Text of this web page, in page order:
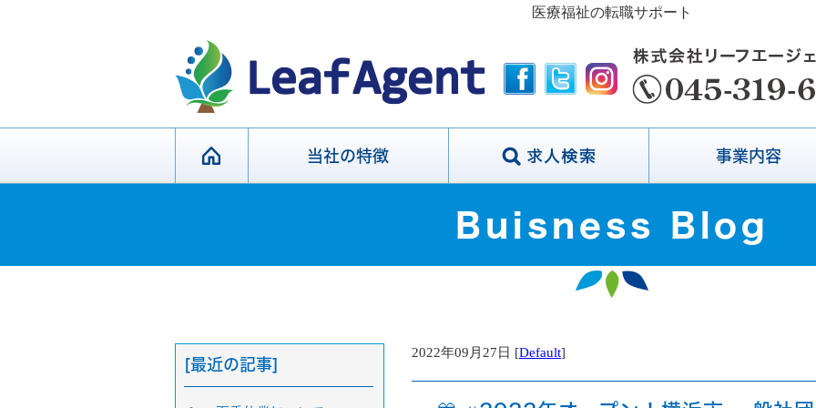
医療福祉の転職サポート
当社の特徴 事業内容
Buisness Blog
2022年09月27日 [Default]
[最近の記事]